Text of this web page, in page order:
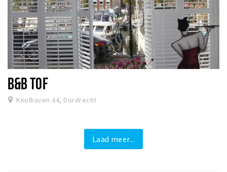
B&B TOF
Knolhaven 44, Dordrecht
Laad meer...